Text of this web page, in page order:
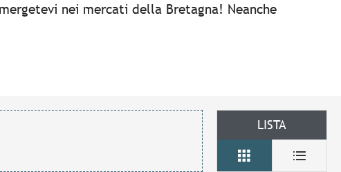
nei mercati della Bretagna! Neanche
LISTA